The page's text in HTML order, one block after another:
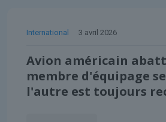
International 3 avril 2026
Avion américain
membre d'équipage
l'autre est toujours